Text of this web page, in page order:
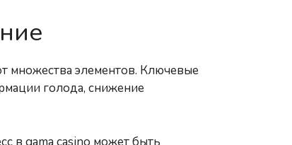
множества элементов. Ключевые
голода, снижение
в gama casino может быть